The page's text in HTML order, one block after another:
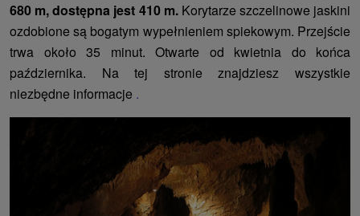
680 m, dostępna jest 410 m. Korytarze szczelinowe jaskini
ozdobione są bogatym wypełnieniem spiekowym. Przejście
trwa około 35 minut. Otwarte od kwietnia do końca
października. Na tej stronie znajdziesz wszystkie
niezbędne informacje .